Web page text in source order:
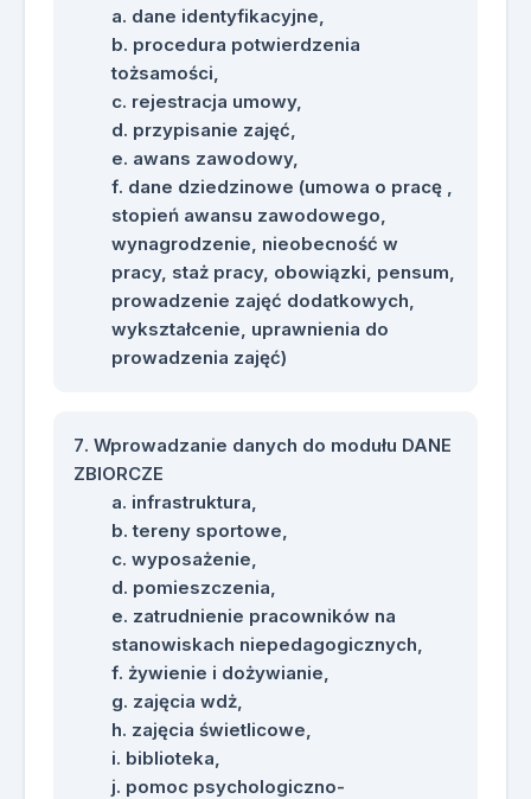
dane identyfikacyjne,
procedura potwierdzenia
tożsamości,
rejestracja umowy,
przypisanie zajęć,
awans zawodowy,
dane dziedzinowe (umowa o pracę ,
stopień awansu zawodowego,
wynagrodzenie, nieobecność w
pracy, staż pracy, obowiązki, pensum,
prowadzenie zajęć dodatkowych,
wykształcenie, uprawnienia do
prowadzenia zajęć)
Wprowadzanie danych do modułu DANE
ZBIORCZE
infrastruktura,
tereny sportowe,
wyposażenie,
pomieszczenia,
zatrudnienie pracowników na
stanowiskach niepedagogicznych,
żywienie i dożywianie,
zajęcia wdż,
zajęcia świetlicowe,
biblioteka,
pomoc psychologiczno-